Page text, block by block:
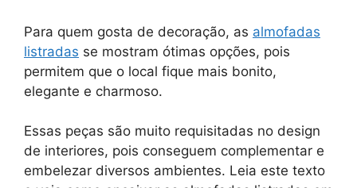
Para quem gosta de decoração, as almofadas
listradas se mostram ótimas opções, pois
permitem que o local fique mais bonito,
elegante e charmoso.
Essas peças são muito requisitadas no design
de interiores, pois conseguem complementar e
embelezar diversos ambientes. Leia este texto